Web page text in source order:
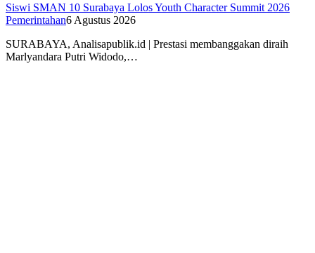
Siswi SMAN 10 Surabaya Lolos Youth Character Summit 2026
Pemerintahan6 Agustus 2026
SURABAYA, Analisapublik.id | Prestasi membanggakan diraih
Marlyandara Putri Widodo,…